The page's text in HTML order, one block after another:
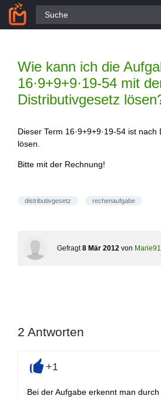
Alle Fragen
Wie kann ich die
16·9+9+9·19-54 mit
Distributivgesetz
Dieser Term 16·9+9+9·19-54 ist
lösen.
Bitte mit der Rechnung!
distributivgesetz rechenaufgabe
Gefragt 8 Mär 2012 von Marie91
2 Antworten
+1
Bei der Aufgabe erkennt man